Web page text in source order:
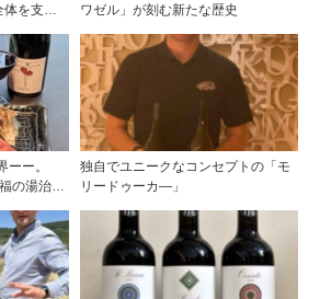
を支え
ワゼル」が刻む新たな歴史
ーー。
の湯治と
独自でユニークなコンセプトの「モ
リードゥーカ―」